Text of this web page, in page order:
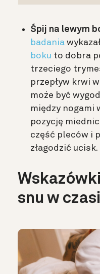
Śpij na lewym
badania
boku to dobra
trzeciego
przepływ krwi
może być
między nogami
pozycję
część pleców i
złagodzić ucisk.
snu w